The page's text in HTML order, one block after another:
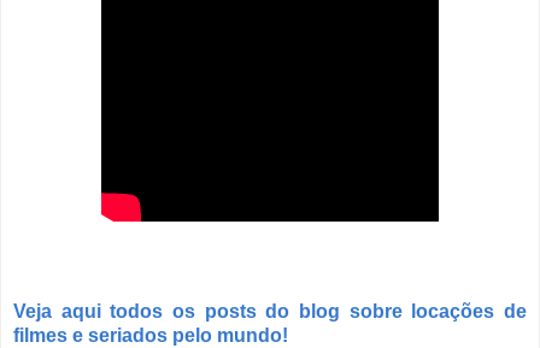
Veja aqui todos os posts do blog sobre locações de
filmes e seriados pelo mundo!